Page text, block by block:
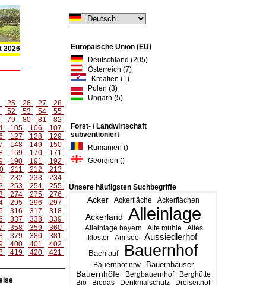
2026
Europäische Union (EU)
Deutschland (205)
Österreich (7)
Kroatien (1)
Polen (3)
Ungarn (5)
Forst- / Landwirtschaft
subventioniert
Rumänien ()
Georgien ()
Unsere häufigsten Suchbegriffe
Acker Ackerfläche Ackerflächen
Ackerland Alleinlage
Alleinlage bayern Alte mühle
Altes
kloster
Am see Aussiedlerhof
Bachlauf Bauernhof
Bauernhof nrw Bauernhäuser
Bauernhöfe Bergbauernhof
Berghütte
Bio
Biogas Denkmalschutz Dreiseithof
25 26 27
28
52 53 54
55
79 80 81
82
105 106
107
127 128
129
148 149
150
169 170
171
190 191
192
211 212
213
232 233
234
253 254
255
274 275
276
295 296
297
316 317
318
337 338
339
358 359
360
379 380
381
400 401
402
419 420 421